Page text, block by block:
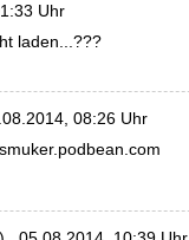
Uhr
laden...???
08:26 Uhr